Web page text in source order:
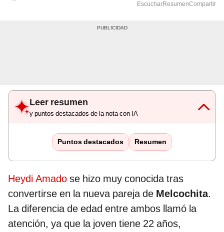
EscucharResumenCompartir
Leer resumen
y puntos destacados de la nota con IA
Puntos destacados Resumen
Heydi Amado se hizo muy conocida tras
convertirse en la nueva pareja de Melcochita.
La diferencia de edad entre ambos llamó la
atención, ya que la joven tiene 22 años,